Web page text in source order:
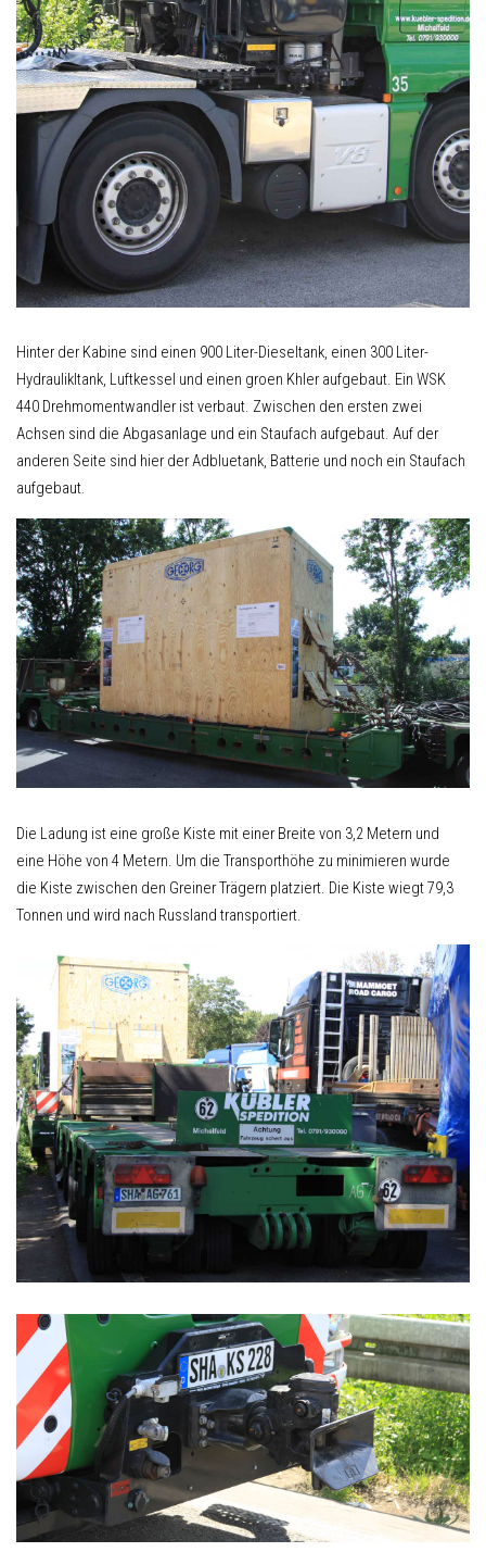
Hinter der Kabine sind einen 900 Liter-Dieseltank, einen 300 Liter-
Hydraulikltank, Luftkessel und einen groen Khler aufgebaut. Ein WSK
440 Drehmomentwandler ist verbaut. Zwischen den ersten zwei
Achsen sind die Abgasanlage und ein Staufach aufgebaut. Auf der
anderen Seite sind hier der Adbluetank, Batterie und noch ein Staufach
aufgebaut.
Die Ladung ist eine große Kiste mit einer Breite von 3,2 Metern und
eine Höhe von 4 Metern. Um die Transporthöhe zu minimieren wurde
die Kiste zwischen den Greiner Trägern platziert. Die Kiste wiegt 79,3
Tonnen und wird nach Russland transportiert.